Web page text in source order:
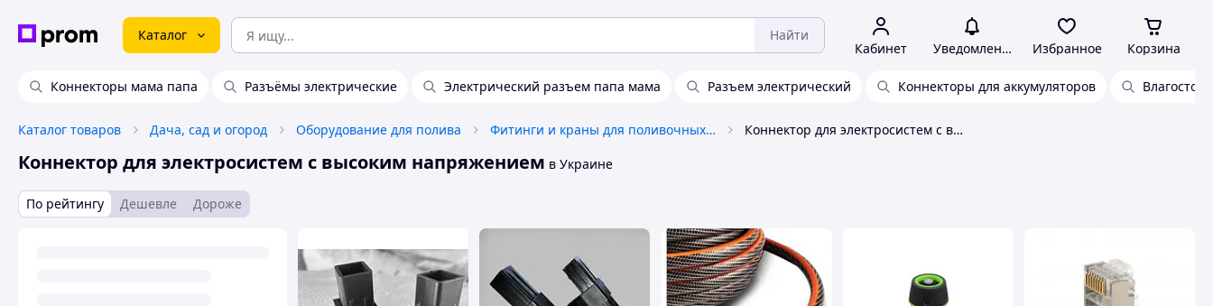
Каталог Найти
Кабинет Уведомления Избранное Корзина
Коннекторы мама папа Разъёмы электрические Электрический разъем папа мама Разъем электрический Коннекторы для аккумуляторов
Каталог товаров Дача, сад и огород Оборудование для полива Фитинги и краны для поливочных систем Коннектор для электросистем с высоким напряжением
Коннектор для электросистем с высоким напряжением в Украине
По рейтингу Дешевле Дороже